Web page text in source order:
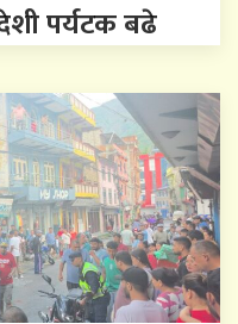
पर्यटक बढे